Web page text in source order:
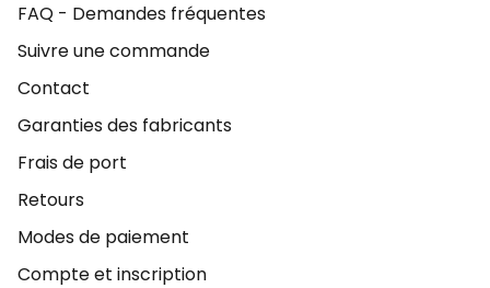
FAQ - Demandes fréquentes
Suivre une commande
Contact
Garanties des fabricants
Frais de port
Retours
Modes de paiement
Compte et inscription